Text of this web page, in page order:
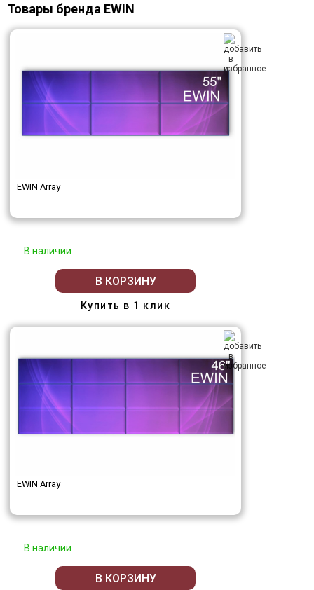
Товары бренда EWIN
EWIN Array
В наличии
В КОРЗИНУ
Купить в 1 клик
EWIN Array
В наличии
В КОРЗИНУ